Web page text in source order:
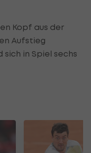
Kopf aus der
Aufstieg
in Spiel sechs